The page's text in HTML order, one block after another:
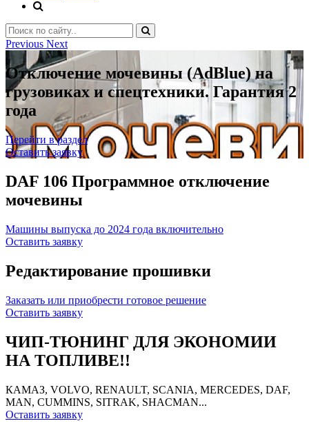
Previous Next
Отключение мочевины (AdBlue) на
грузовиках и спецтехники. Гарантия 2
года
Перейти в раздел
Оставить заявку
DAF 106 Программное отключение
мочевины
Машины выпуска до 2024 года включительно
Оставить заявку
Редактирование прошивки
Заказать или приобрести готовое решение
Оставить заявку
ЧИП-ТЮНИНГ ДЛЯ ЭКОНОМИИ
НА ТОПЛИВЕ!!
КАМАЗ, VOLVO, RENAULT, SCANIA, MERCEDES, DAF,
MAN, CUMMINS, SITRAK, SHACMAN...
Оставить заявку